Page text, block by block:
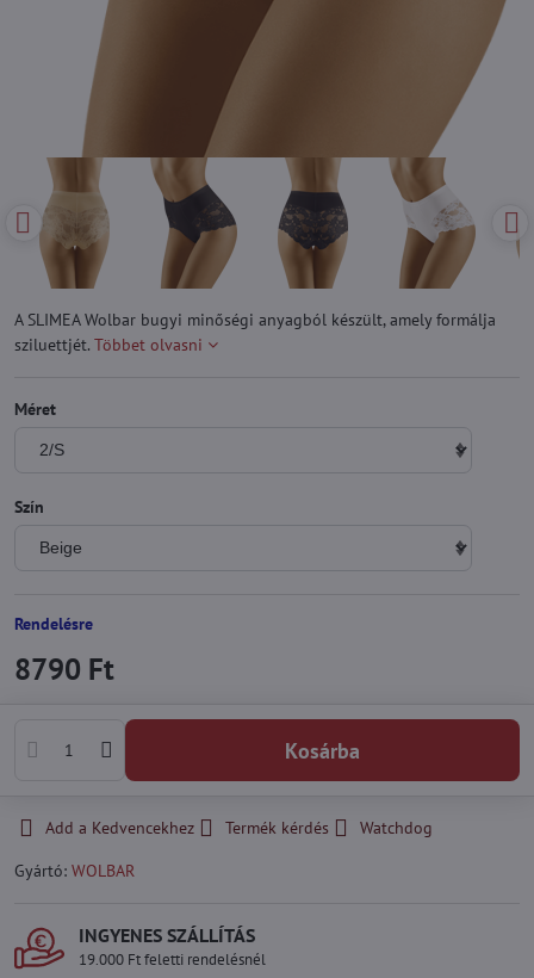
A SLIMEA Wolbar bugyi minőségi anyagból készült, amely formálja
sziluettjét. Többet olvasni
Méret
Szín
Rendelésre
8790 Ft
Kosárba
Add a Kedvencekhez Termék kérdés
Watchdog
Gyártó: WOLBAR
INGYENES SZÁLLÍTÁS
19.000 Ft feletti rendelésnél